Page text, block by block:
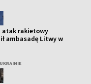
atak rakietowy
ambasadę Litwy w